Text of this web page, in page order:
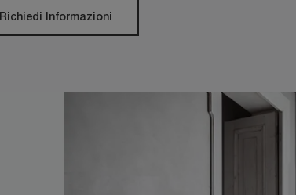
Richiedi Informazioni